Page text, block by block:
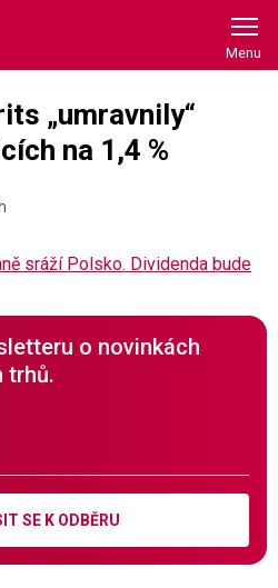
„umravnily“
na 1,4 %
sráží Polsko. Dividenda bude
o novinkách
trhů.
SE K ODBĚRU